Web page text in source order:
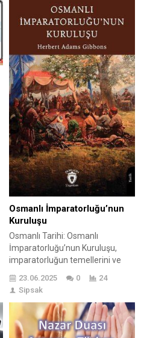
koruma yöntemleri arasında
günlük uygulamalardan, tılsımlı
nesnelerle birlikte yapılan
dualara kadar geniş bir yelpaze
bulunmaktadır. Farklı nazar
dualarının çeşitleri ve...
Osmanlı İmparatorluğu’nun
Kuruluşu
Osmanlı Tarihi: Osmanlı
İmparatorluğu’nun Kuruluşu,
imparatorluğun temellerini ve
Osmanlı Tarihi’nde kuruluştan
itibaren önemli olaylar,
imparatorluğun büyüme
stratejileri ve kültürel etkileri öne
çıkmaktadır. Bu yazıda, Osmanlı
23.06.2025 0
24
Sipsak